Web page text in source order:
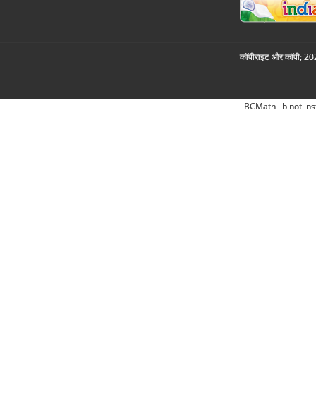
कॉपीराइट और कॉपी;
BCMath lib not